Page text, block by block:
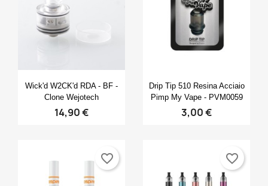
Aggiungi alla lista dei desideri
Create new list
Crea lista dei desideri
((modalTitle))
((cancelText))
Accedi
Accedi
Anteprima
Wick'd W2CK'd RDA - BF -
Clone Wejotech
14,90 €
Anteprima
Drip Tip 510 Resina Acciaio
Pimp My Vape - PVM0059
3,00 €
favorite_border favorite_border